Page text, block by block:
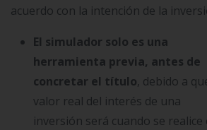
acuerdo con la intención de la
El simulador solo es una
herramienta previa, antes de
concretar el título, debido a
valor real del interés de una
inversión será cuando se realice